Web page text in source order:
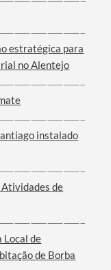
estratégica para
no Alentejo
instalado
de
Local de
de Borba